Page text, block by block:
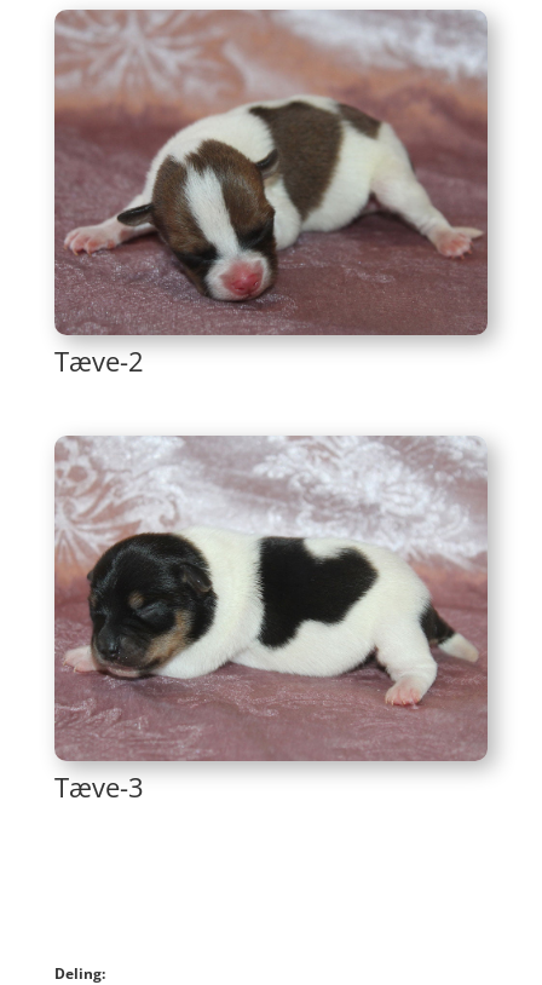
Tæve-2
Tæve-3
Deling: